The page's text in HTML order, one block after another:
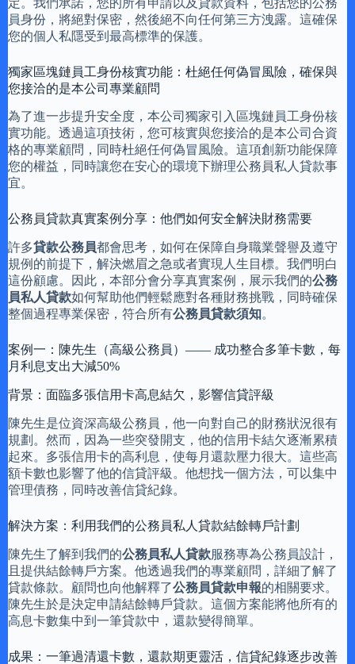
員身份，將絕對保密，然後絕不向任何第三方洩露。這確保
您的個人私隱受到最高標準的保護。
獨家區塊鏈員工身份核實功能：杜絕任何偽冒風險，確保與
您接洽的是本公司專業顧問
為了進一步提升安全度，本公司獨家引入區塊鏈員工身份核
實功能。透過這項技術，您可核實與您接洽的是本公司合資
格的專業顧問，同時杜絕任何偽冒風險。這項創新功能保障
您的權益，同時讓您在安心的環境下辦理公務員私人貸款事
宜。
公務員貸款真實案例分享：他們如何安全解決財務需要
許多貸款公務員都會思考，如何在保障自身職業聲譽及遵守
規例的前提下，解決燃眉之急或者實現人生目標。我們明白
這份顧慮。因此，本部分會分享真實案例，展示我們的公務
員私人貸款如何幫助他們輕鬆應對各種財務挑戰，同時確保
整個過程專業保密，符合所有公務員貸款須知。
案例一：陳先生（高級公務員）—— 成功整合多筆卡數，每
月利息支出大減50%
背景：面臨多張信用卡高息結欠，影響信貸評級
陳先生是位資深高級公務員，他一向對自己的財務狀況很有
規劃。然而，因為一些突發開支，他的信用卡結欠逐漸累積
起來。多張信用卡的高利息，使每月還款壓力很大。這些高
額卡數也影響了他的信貸評級。他想找一個方法，可以集中
管理債務，同時改善信貸紀錄。
解決方案：利用我們的公務員私人貸款結餘轉戶計劃
陳先生了解到我們的公務員私人貸款服務專為公務員設計，
且提供結餘轉戶方案。他透過我們的專業顧問，詳細了解了
貸款條款。顧問也向他解釋了公務員貸款申報的相關要求。
陳先生於是決定申請結餘轉戶貸款。這個方案能將他所有的
高息卡數集中到一筆貸款中，還款變得簡單。
成果：一筆過清還卡數，還款期更靈活，信貸紀錄逐步改善